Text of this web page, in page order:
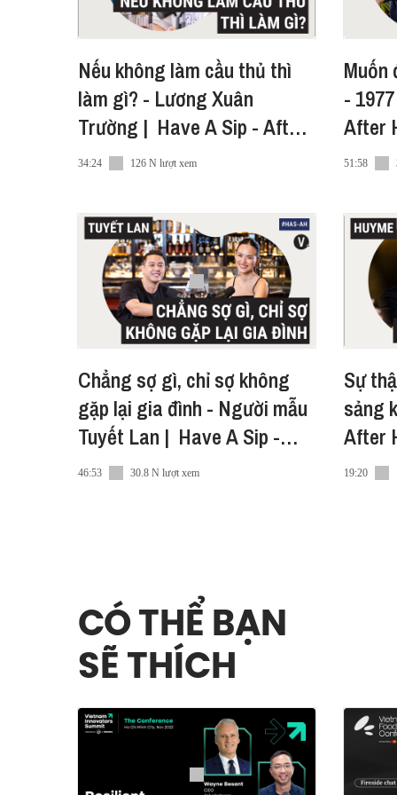
Nếu không làm cầu thủ thì
làm gì? - Lương Xuân
Trường | Have A Sip - After
Hours EP13
34:24 126 N lượt xem
Muốn
-
After
51:58
Chẳng sợ gì, chỉ sợ không
gặp lại gia đình - Người mẫu
Tuyết Lan | Have A Sip -
After Hours EP09
46:53 30.8 N lượt xem
Sự
sảng
After
19:20
CÓ THỂ BẠN
SẼ THÍCH